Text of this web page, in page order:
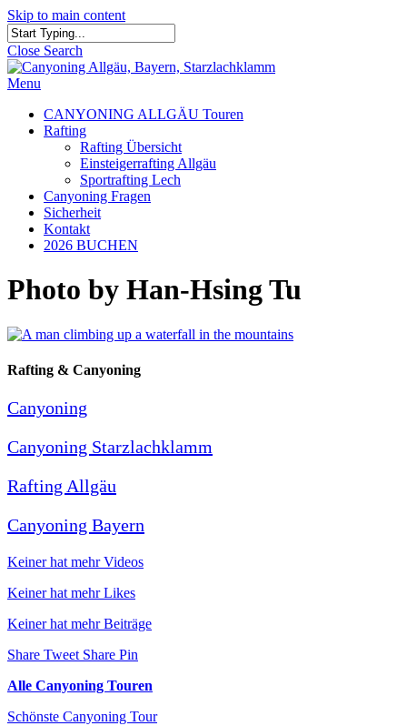
Skip to main content
Close Search
Menu
CANYONING ALLGÄU Touren
Rafting
Rafting Übersicht
Einsteigerrafting Allgäu
Sportrafting Lech
Canyoning Fragen
Sicherheit
Kontakt
2026 BUCHEN
Photo by Han-Hsing Tu
Rafting & Canyoning
Canyoning
Canyoning Starzlachklamm
Rafting Allgäu
Canyoning Bayern
Keiner hat mehr Videos
Keiner hat mehr Likes
Keiner hat mehr Beiträge
Share Tweet Share Pin
Alle Canyoning Touren
Schönste Canyoning Tour